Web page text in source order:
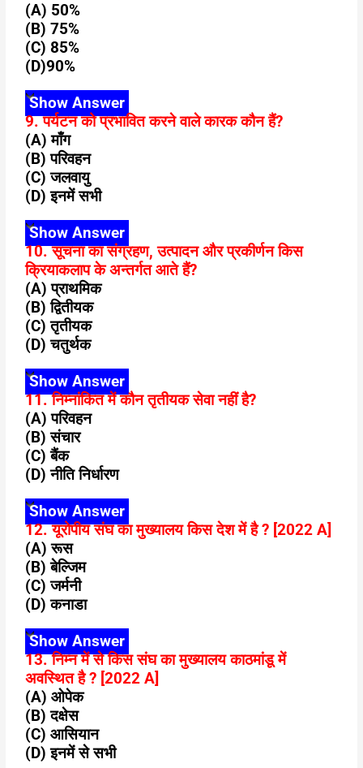
(A) 50%
(B) 75%
(C) 85%
(D)90%
Show Answer
9. पर्यटन को प्रभावित करने वाले कारक कौन हैं?
(A) माँग
(B) परिवहन
(C) जलवायु
(D) इनमें सभी
Show Answer
10. सूचना का संग्रहण, उत्पादन और प्रकीर्णन किस
क्रियाकलाप केअन्तर्गत आते हैं?
(A) प्राथमिक
(B) द्वितीयक
(C) तृतीयक
(D) चतुर्थक
Show Answer
11. निम्नांकित में कौन तृतीयक सेवा नहीं है?
(A) परिवहन
(B) संचार
(C) बैंक
(D) नीति निर्धारण
Show Answer
12. यूरोपीय संघ का मुख्यालय किस देश में है ? [2022 A]
(A) रूस
(B) बेल्जिम
(C) जर्मनी
(D) कनाडा
Show Answer
13. निम्न में से किस संघ का मुख्यालय काठमांडू में
अवस्थित है ? [2022 A]
(A) ओपेक
(B) दक्षेस
(C) आसियान
(D) इनमें से सभी